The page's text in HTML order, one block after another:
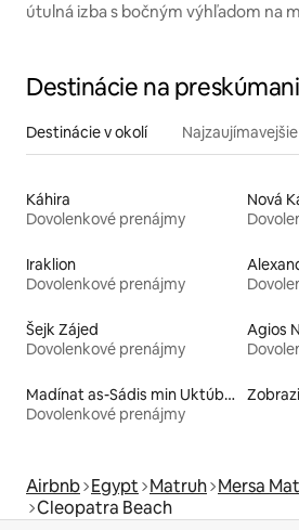
útulná izba s bočným výhľadom na
Destinácie na
Destinácie v okolí
Káhira
Dovolenkové prenájmy
Nová
Iraklion
Dovolenkové prenájmy
Šejk Zájed
Dovolenkové prenájmy
Agios
Madínat as-Sádis min Uktúbar
Dovolenkové prenájmy
Airbnb Egypt Matruh Mersa
Cleopatra Beach